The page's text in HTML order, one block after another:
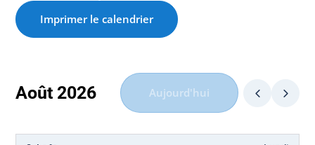
Imprimer le calendrier
Août 2026 Aujourd'hui